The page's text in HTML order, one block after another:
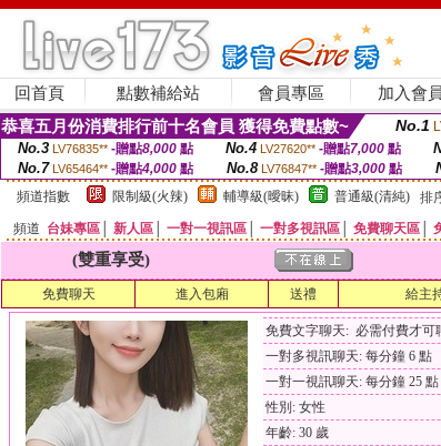
回首頁 點數補給站 會員專區 加入會員
恭喜五月份消費排行前十名會員 獲得免費點數~ No.1
No.3 LV76835** -贈點8,000點 No.4 LV27620** -贈點7,000點
No.7 LV65464** -贈點4,000 點 No.8 LV76847** -贈點3,000 點
頻道指數
限制級(火辣) 輔導級(曖昧) 普通級(清純) 排
頻道 台妹專區 新人區 一對一視訊區 一對多視訊區 免費聊天區
(雙重享受)
免費聊天 進入包廂 送禮 給主
免費文字聊天: 必需付費才可
一對多視訊聊天: 每分鐘 6 點
一對一視訊聊天: 每分鐘 25 點
性別: 女性
年齡: 30 歲